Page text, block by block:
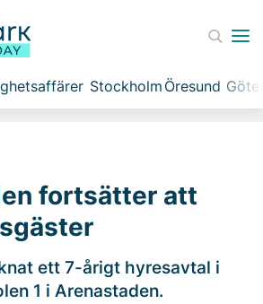
Stockholm Öresund
fortsätter att
ett 7-årigt hyresavtal i
1 i Arenastaden.